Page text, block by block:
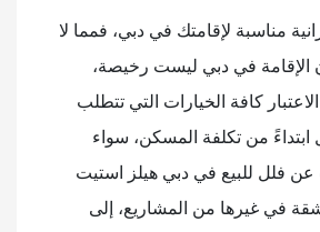
مناسبة لإقامتك في دبي، فمما لا
الإقامة في دبي ليست رخيصة،
كافة الخيارات التي تتطلب
ابتداءً من تكلفة المسكن، سواء
فلل للبيع في دبي هيلز استيت
في غيرها من المشاريع، إلى